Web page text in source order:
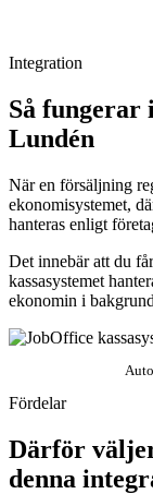
Integration
Så fungerar
Lundén
När en försäljning
ekonomisystemet,
hanteras enligt
Det innebär att du
kassasystemet
ekonomin i
Fördelar
Därför
denna